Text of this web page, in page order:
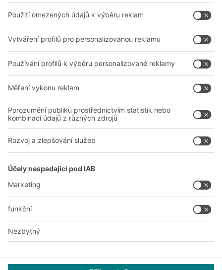
Boxy & přepravky
Regály a regálové systémy
Naše služby
Společnost
Naše celosvětová síť
Naše závody
Sledujte nás
BIT O
YOUR LIFE.
+420 733 643 229
Tato nabídka je určena pro průmysl, řemesla, obchod a profese